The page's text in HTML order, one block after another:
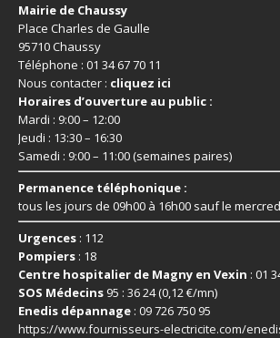
Mairie de Chaussy
Place Charles de Gaulle
95710 Chaussy
Téléphone : 01 34 67 70 11
Nous contacter : cliquez ici
Horaires d’ouverture au public :
Mardi : 9:00 – 12:00
Jeudi : 13:30 – 16:30
Samedi : 9:00 – 11:00 (semaines paires)
Permanence téléphonique :
tous les jours de 09h00 à 16h00 sauf le
Urgences : 112
Pompiers : 18
Centre hospitalier de Magny en Vexin : 01
SOS Médecins 95 : 36 24 (0,12 €/mn)
Enedis dépannage : 09 726 750 95
https://www.fournisseurs-electricite.com/